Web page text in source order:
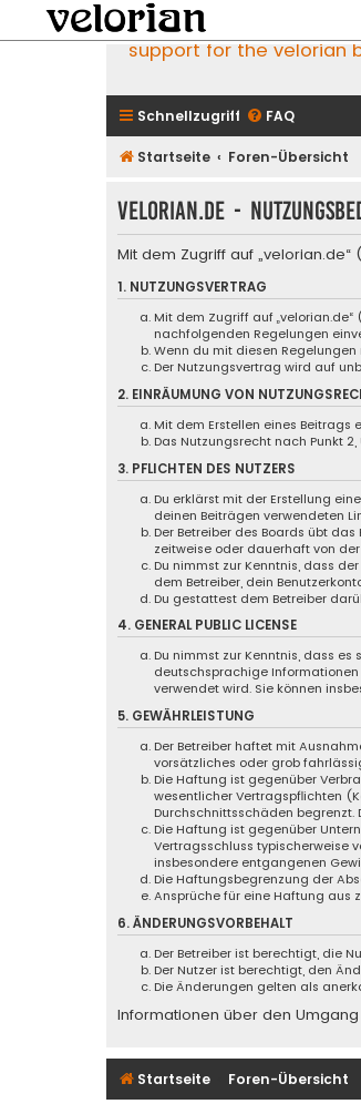
support for the velorian
Schnellzugriff FAQ
Startseite Foren-Übersicht
velorian.de -
Mit dem Zugriff auf
1. NUTZUNGSVERTRAG
Mit dem Zugriff auf
nachfolgenden Regelungen
Wenn du mit diesen
Der Nutzungsvertrag wird auf
2. EINRÄUMUNG VON
Mit dem Erstellen eines
Das Nutzungsrecht nach Punkt
3. PFLICHTEN DES NUTZERS
Du erklärst mit der Erstellung
deinen Beiträgen verwendeten
Der Betreiber des Boards übt
zeitweise oder dauerhaft von
Du nimmst zur Kenntnis, dass
dem Betreiber, dein
Du gestattest dem Betreiber
4. GENERAL PUBLIC LICENSE
Du nimmst zur Kenntnis, dass es
deutschsprachige
verwendet wird. Sie können
5. GEWÄHRLEISTUNG
Der Betreiber haftet mit
vorsätzliches oder grob
Die Haftung ist gegenüber
wesentlicher Vertragspflichten
Durchschnittsschäden
Die Haftung ist gegenüber
Vertragsschluss typischerweise
insbesondere entgangenen
Die Haftungsbegrenzung der
Ansprüche für eine Haftung aus
6. ÄNDERUNGSVORBEHALT
Der Betreiber ist berechtigt, die
Der Nutzer ist berechtigt, den
Die Änderungen gelten als
Informationen über den
Startseite Foren-Übersicht